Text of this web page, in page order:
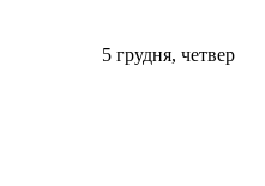
5 грудня, четвер